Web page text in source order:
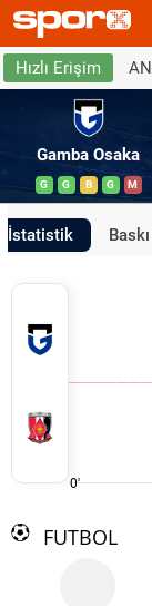
Hızlı Erişim
Gamba Osaka
G G B G M
İstatistik
0'
FUTBOL